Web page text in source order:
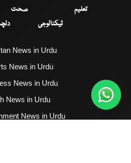
تعلیم
صحت
ٹیکنالوجی
News in Urdu
News in Urdu
News in Urdu
News in Urdu
News in Urdu